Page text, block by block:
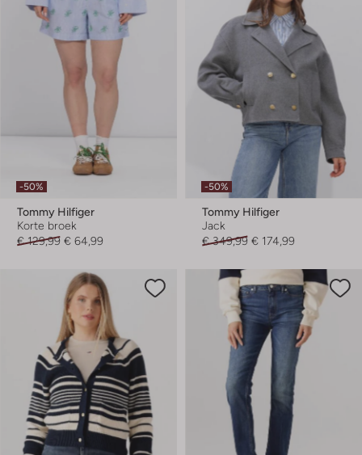
-50%
Tommy Hilfiger
Korte broek
€ 129,99 € 64,99
-50%
Tommy Hilfiger
Jack
€ 349,99 € 174,99